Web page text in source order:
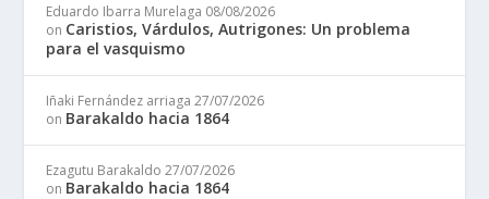
Eduardo Ibarra Murelaga 08/08/2026
on Caristios, Várdulos, Autrigones: Un problema
para el vasquismo
Iñaki Fernández arriaga 27/07/2026
on Barakaldo hacia 1864
Ezagutu Barakaldo 27/07/2026
on Barakaldo hacia 1864